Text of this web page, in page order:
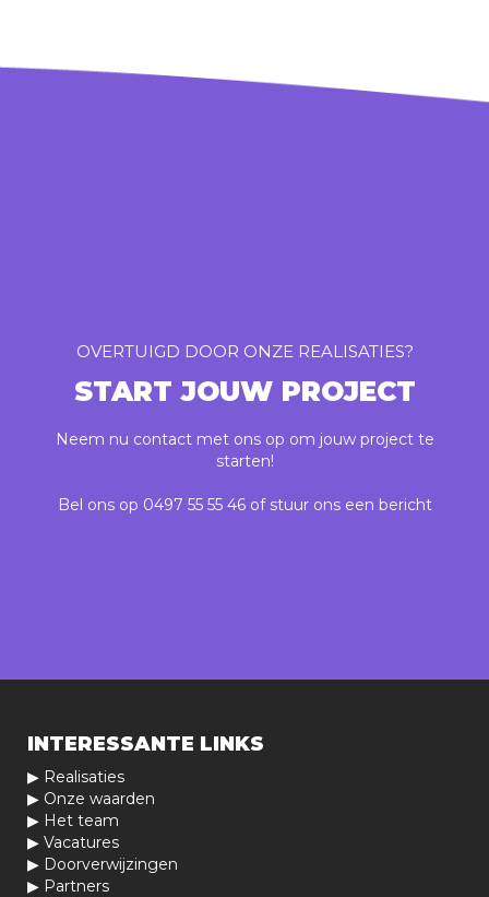
OVERTUIGD DOOR ONZE REALISATIES?
START JOUW PROJECT
Neem nu contact met ons op om jouw project te
starten!
Bel ons op 0497 55 55 46of stuur ons een bericht
INTERESSANTE LINKS
▶ Realisaties
▶ Onze waarden
▶ Het team
▶ Vacatures
▶ Doorverwijzingen
▶ Partners